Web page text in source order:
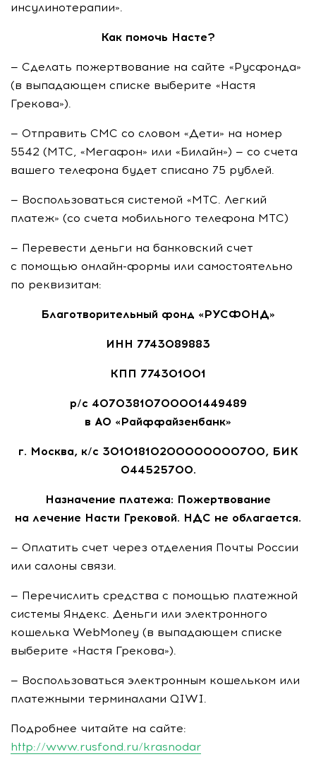
инсулинотерапии».
Как помочь Насте?
— Сделать пожертвование на сайте «Русфонда»
(в выпадающем списке выберите «Настя
Грекова»).
— Отправить СМС со словом «Дети» на номер
5542 (МТС, «Мегафон» или «Билайн») — со счета
вашего телефона будет списано 75 рублей.
— Воспользоваться системой «МТС. Легкий
платеж» (со счета мобильного телефона МТС)
— Перевести деньги на банковский счет
с помощью онлайн-формы или самостоятельно
по реквизитам:
Благотворительный фонд «РУСФОНД»
ИНН 7743089883
КПП 774301001
р/с 40703810700001449489
в АО «Райффайзенбанк»
г. Москва, к/с 30101810200000000700, БИК
044525700.
Назначение платежа: Пожертвование
на лечение Насти Грековой. НДС не облагается.
— Оплатить счет через отделения Почты России
или салоны связи.
— Перечислить средства с помощью платежной
системы Яндекс. Деньги или электронного
кошелька WebMoney (в выпадающем списке
выберите «Настя Грекова»).
— Воспользоваться электронным кошельком или
платежными терминалами QIWI.
Подробнее читайте на сайте:
http://www.rusfond.ru/krasnodar